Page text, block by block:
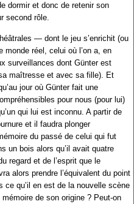
dormir et donc de retenir son
second rôle.
— dont le jeu s’enrichit (ou
monde réel, celui où l’on a, en
surveillances dont Günter est
maîtresse et avec sa fille). Et
jour où Günter fait une
pour nous (pour lui)
qui lui est inconnu. A partir de
et il faudra plonger
du passé de celui qui fut
un bois alors qu’il avait quatre
regard et de l’esprit que le
alors prendre l’équivalent du point
qu’il en est de la nouvelle scène
de son origine ? Peut-on